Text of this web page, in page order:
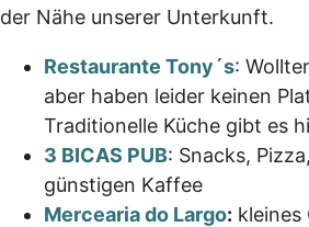
der Nähe unserer Unterkunft.
Restaurante Tony´s:
aber haben leider keinen
Traditionelle Küche gibt es
3 BICAS PUB: Snacks,
günstigen Kaffee
Mercearia do Largo: kleines